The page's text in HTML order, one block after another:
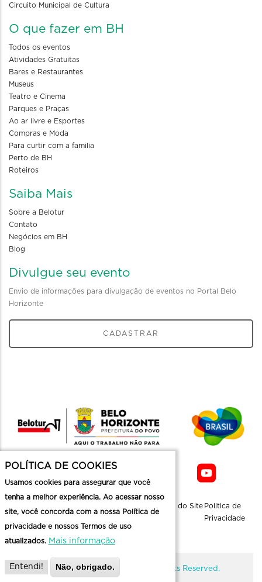
Circuito Municipal de Cultura
O que fazer em BH
Todos os eventos
Atividades Gratuitas
Bares e Restaurantes
Museus
Teatro e Cinema
Parques e Praças
Ao ar livre e Esportes
Compras e Moda
Para curtir com a familia
Perto de BH
Roteiros
Saiba Mais
Sobre a Belotur
Contato
Negócios em BH
Blog
Divulgue seu evento
Envio de informações para divulgação de eventos no Portal Belo
Horizonte
CADASTRAR
Mapa do Site Politica de
Privacidade
@ Copyright Belotur 2026. All Rights Reserved.
POLÍTICA DE COOKIES
Usamos cookies para assegurar que você
tenha a melhor experiência. Ao acessar nosso
site, você concorda com a nossa Política de
privacidade e nossos Termos de uso
atualizados. Mais informação
Entendi! Não, obrigado.